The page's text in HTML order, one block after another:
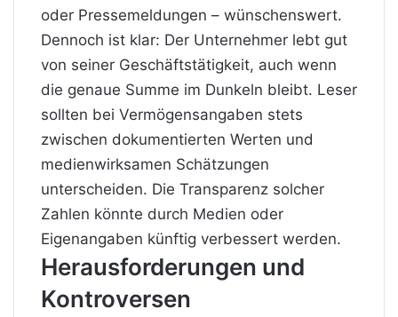
oder Pressemeldungen – wünschenswert.
Dennoch ist klar: Der Unternehmer lebt gut
von seiner Geschäftstätigkeit, auch wenn
die genaue Summe im Dunkeln bleibt. Leser
sollten bei Vermögensangaben stets
zwischen dokumentierten Werten und
medienwirksamen Schätzungen
unterscheiden. Die Transparenz solcher
Zahlen könnte durch Medien oder
Eigenangaben künftig verbessert werden.
Herausforderungen und
Kontroversen